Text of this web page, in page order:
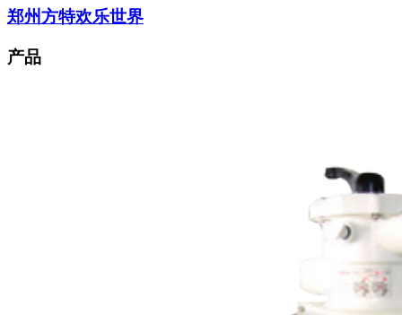
郑州方特欢乐世界
产品